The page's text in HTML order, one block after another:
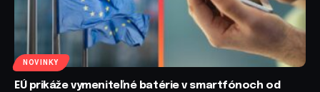
NOVINKY
EÚ prikáže vymeniteľné batérie v smartfónoch od